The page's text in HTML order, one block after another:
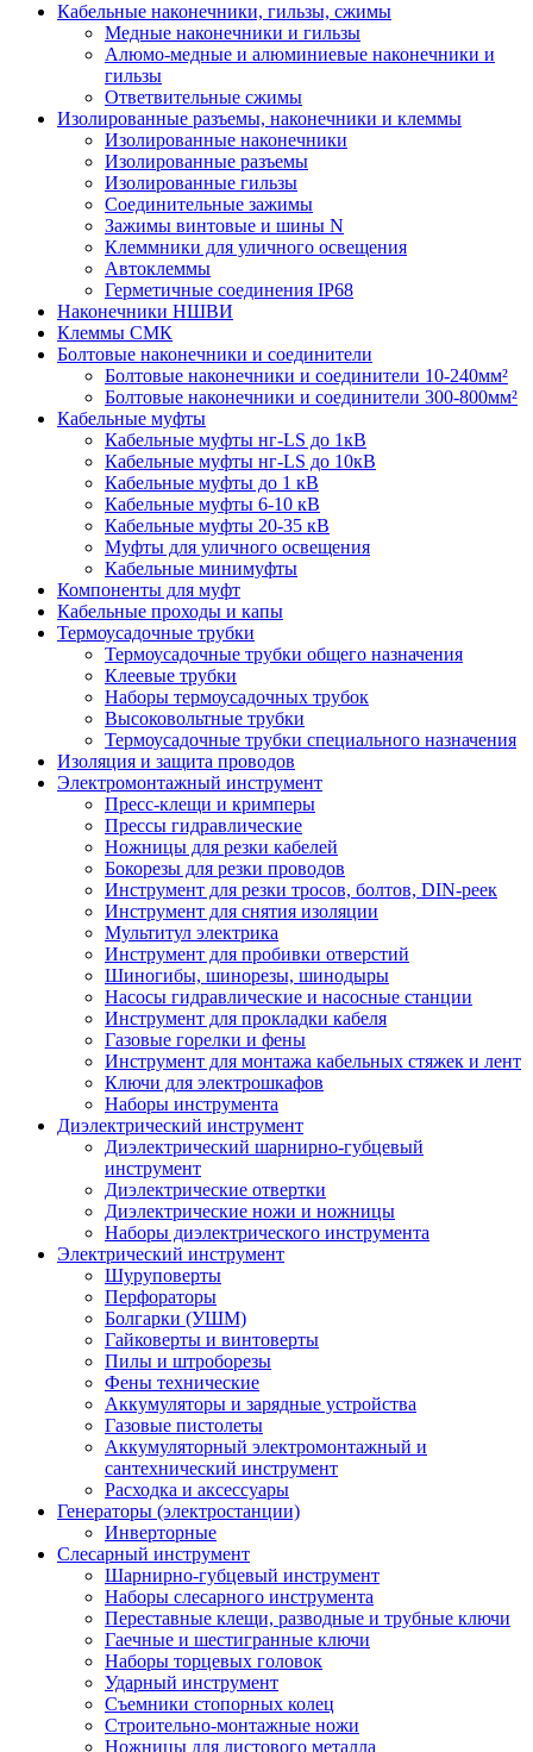
Кабельные наконечники, гильзы, сжимы
Медные наконечники и гильзы
Алюмо-медные и алюминиевые наконечники и
гильзы
Ответвительные сжимы
Изолированные разъемы, наконечники и клеммы
Изолированные наконечники
Изолированные разъемы
Изолированные гильзы
Соединительные зажимы
Зажимы винтовые и шины N
Клеммники для уличного освещения
Автоклеммы
Герметичные соединения IP68
Наконечники НШВИ
Клеммы СМК
Болтовые наконечники и соединители
Болтовые наконечники и соединители 10-240мм²
Болтовые наконечники и соединители 300-800мм²
Кабельные муфты
Кабельные муфты нг-LS до 1кВ
Кабельные муфты нг-LS до 10кВ
Кабельные муфты до 1 кВ
Кабельные муфты 6-10 кВ
Кабельные муфты 20-35 кВ
Муфты для уличного освещения
Кабельные минимуфты
Компоненты для муфт
Кабельные проходы и капы
Термоусадочные трубки
Термоусадочные трубки общего назначения
Клеевые трубки
Наборы термоусадочных трубок
Высоковольтные трубки
Термоусадочные трубки специального назначения
Изоляция и защита проводов
Электромонтажный инструмент
Пресс-клещи и кримперы
Прессы гидравлические
Ножницы для резки кабелей
Бокорезы для резки проводов
Инструмент для резки тросов, болтов, DIN-реек
Инструмент для снятия изоляции
Мультитул электрика
Инструмент для пробивки отверстий
Шиногибы, шинорезы, шинодыры
Насосы гидравлические и насосные станции
Инструмент для прокладки кабеля
Газовые горелки и фены
Инструмент для монтажа кабельных стяжек и лент
Ключи для электрошкафов
Наборы инструмента
Диэлектрический инструмент
Диэлектрический шарнирно-губцевый
инструмент
Диэлектрические отвертки
Диэлектрические ножи и ножницы
Наборы диэлектрического инструмента
Электрический инструмент
Шуруповерты
Перфораторы
Болгарки (УШМ)
Гайковерты и винтоверты
Пилы и штроборезы
Фены технические
Аккумуляторы и зарядные устройства
Газовые пистолеты
Аккумуляторный электромонтажный и
сантехнический инструмент
Расходка и аксессуары
Генераторы (электростанции)
Инверторные
Слесарный инструмент
Шарнирно-губцевый инструмент
Наборы слесарного инструмента
Переставные клещи, разводные и трубные ключи
Гаечные и шестигранные ключи
Наборы торцевых головок
Ударный инструмент
Съемники стопорных колец
Строительно-монтажные ножи
Ножницы для листового металла